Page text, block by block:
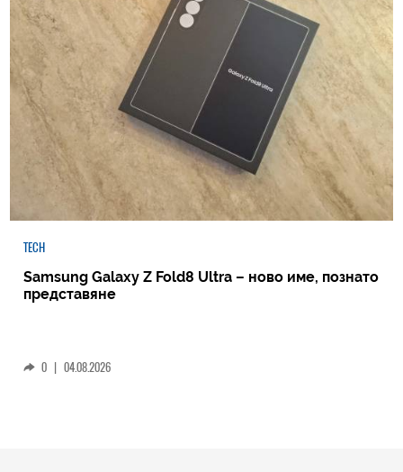
TECH
Samsung Galaxy Z Fold8 Ultra – ново име, познато
представяне
0 | 04.08.2026